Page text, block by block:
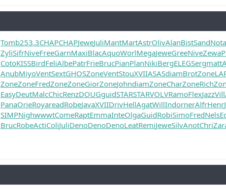
Tomb253.3CHAPCHAPJeweJuliMantMartAstrOlivAlanBistSandNota
ZyliSifrNiveFreeGarnMaxiBlacAquoWorlMegaJeweGreeNiveZewa
CotoKISSBirdFeliAlbePatrFrieBrucPianPlanNikiBergELEGSergmatt
AnubMiyoVentSextGHOSZoneVentStouXVIIASASdiamBrotZone
ZoneZoneFredZoneZoneGiorZoneJohndiamZoneCharZoneRich
EasyDeutMalcChicRenzDOUGguidSTARSTARVOLVRamoFlexJazzVill
PanaOrieRoyareadRobeJavaXVIIDrivHellAgatWillIndornerAlfrHenr
SIMPNighwwwtComeRaptEmmaInteOlgaGuidRobiSimoFredNels
BrucRobeActiColiJuliDenoDenoDenoLeatRemiJeweSilvAnotChri